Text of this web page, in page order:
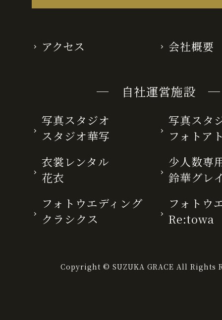
アクセス 会社概要
─ 自社運営施設 ─
写真スタジオ
スタジオ華写
写真スタ
フォトア
衣裳レンタル
花衣
少人数専
鈴華グレ
フォトウエディング
クラシクス
フォトウ
Re:towa
Copyright © SUZUKA GRACE All Rights